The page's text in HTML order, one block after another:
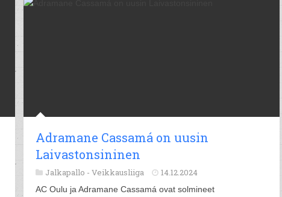
Adramane Cassamá on uusin
Laivastonsininen
Jalkapallo - Veikkausliiga 14.12.2024
AC Oulu ja Adramane Cassamá ovat solmineet